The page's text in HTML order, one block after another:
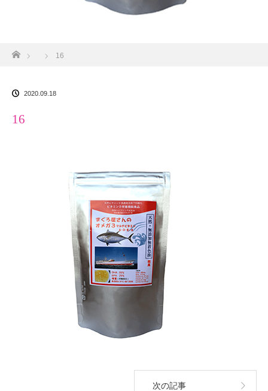
16
2020.09.18
16
次の記事